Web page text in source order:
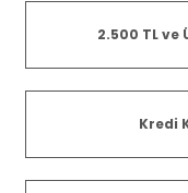
2.500 TL ve
Kredi